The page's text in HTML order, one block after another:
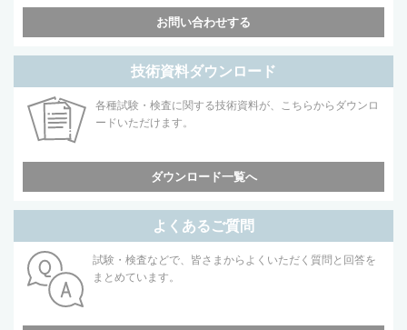
お問い合わせする
技術資料ダウンロード
各種試験・検査に関する技術資料が、こちらからダウンロ
ードいただけます。
ダウンロード一覧へ
よくあるご質問
試験・検査などで、皆さまからよくいただく質問と回答を
まとめています。